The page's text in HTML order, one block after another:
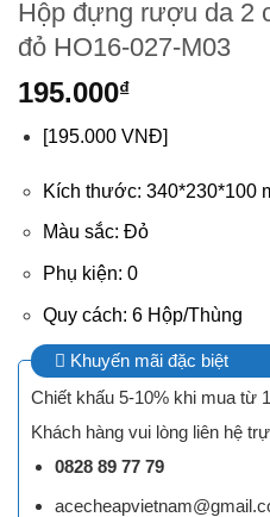
Hộp đựng rượu da 2
đỏ HO16-027-M03
195.000₫
[195.000 VNĐ]
Kích thước: 340*230*100
Màu sắc: Đỏ
Phụ kiện: 0
Quy cách: 6 Hộp/Thùng
Khuyến mãi đặc biệt
Chiết khấu 5-10% khi mua từ
Khách hàng vui lòng liên hệ
0828 89 77 79